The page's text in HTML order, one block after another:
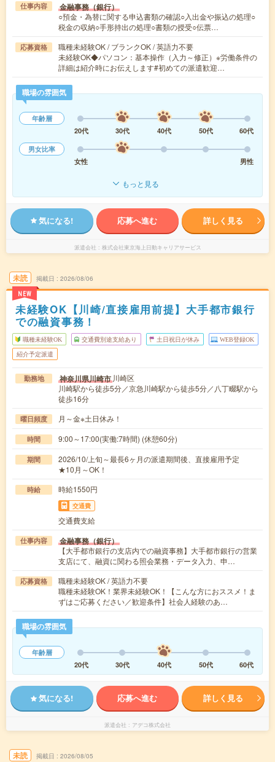
仕事内容 金融事務（銀行）
○預金・為替に関する申込書類の確認○入出金や振込の処理○
税金の収納○手形持出の処理○書類の授受○伝票…
応募資格
職種未経験OK / ブランクOK / 英語力不要
未経験OK◆パソコン：基本操作（入力～修正）※労働条件の
詳細は紹介時にお伝えします#初めての派遣歓迎…
職場の雰囲気
年齢層
20代
30代 40代 50代
60代
男女比率
女性
男性
もっと見る
気になる! 応募へ進む 詳しく見る
派遣会社 株式会社東京海上日動キャリアサービス
未読
NEW
掲載日 2026/08/06
未経験OK【川崎/直接雇用前提】大手都市銀行
での融資事務！
職種未経験OK 交通費別途支給あり 土日祝日が休み WEB登録OK
紹介予定派遣
勤務地 神奈川県川崎市 川崎区
川崎駅から徒歩5分／京急川崎駅から徒歩5分／八丁畷駅から
徒歩16分
曜日頻度 月～金※土日休み！
時間 9:00～17:00(実働:7時間) (休憩60分)
期間
2026/10/上旬～最長6ヶ月の派遣期間後、直接雇用予定
★10月～OK！
時給 時給1550円
交通費
交通費支給
仕事内容 金融事務（銀行）
【大手都市銀行の支店内での融資事務】大手都市銀行の営業
支店にて、融資に関わる照会業務・データ入力、申…
応募資格
職種未経験OK / 英語力不要
職種未経験OK！業界未経験OK！【こんな方におススメ！ま
ずはご応募ください／歓迎条件】社会人経験のあ…
職場の雰囲気
年齢層
20代
30代 40代 50代 60代
気になる! 応募へ進む 詳しく見る
派遣会社 アデコ株式会社
未読 掲載日 2026/08/05